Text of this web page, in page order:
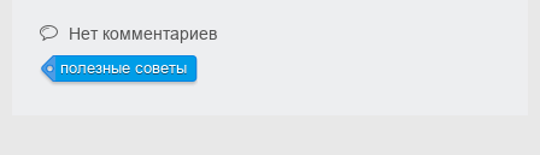
Нет комментариев
полезные советы